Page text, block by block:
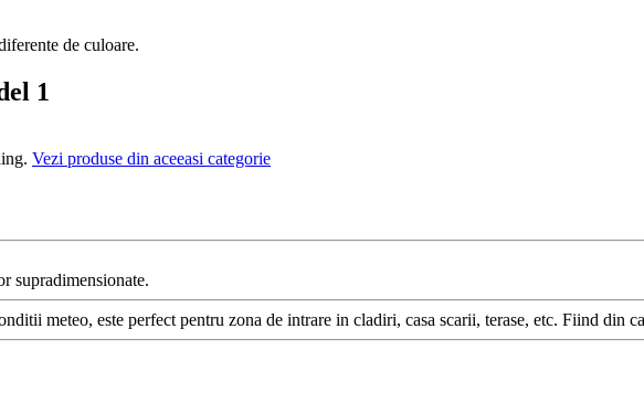
de culoare.
1
Vezi produse din aceeasi categorie
supradimensionate.
meteo, este perfect pentru zona de intrare in cladiri, casa scarii, terase, etc. Fiind din